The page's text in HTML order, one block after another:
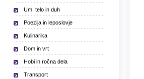
Um, telo in duh
Poezija in leposlovje
Kulinarika
Dom in vrt
Hobi in ročna dela
Transport